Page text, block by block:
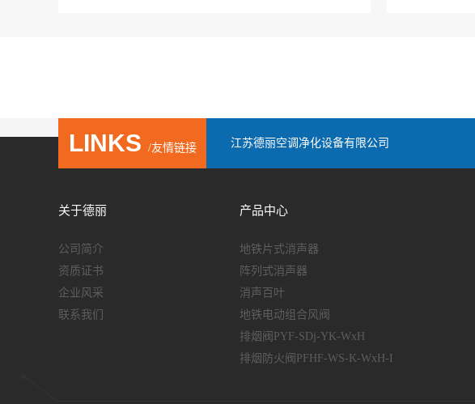
LINKS /友情链接 江苏德丽空调净化设备有限公司
关于德丽
公司简介
资质证书
企业风采
联系我们
产品中心
地铁片式消声器
阵列式消声器
消声百叶
地铁电动组合风阀
排烟阀PYF-SDj-YK-WxH
排烟防火阀PFHF-WS-K-WxH-I